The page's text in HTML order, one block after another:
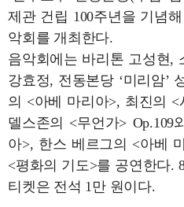
제관 건립 100주년을 기념
악회를 개최한다.
음악회에는 바리톤 고성현,
강효정, 전동본당 ‘미리암’
의 <아베 마리아>, 최진의
델스존의 <무언가> Op.109
아>, 한스 베르그의 <아베
<평화의 기도>를 공연한다.
티켓은 전석 1만 원이다.